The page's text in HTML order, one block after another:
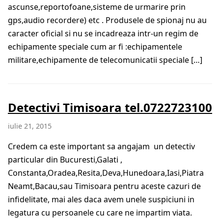
ascunse,reportofoane,sisteme de urmarire prin
gps,audio recordere) etc . Produsele de spionaj nu au
caracter oficial si nu se incadreaza intr-un regim de
echipamente speciale cum ar fi :echipamentele
militare,echipamente de telecomunicatii speciale […]
Detectivi Timisoara tel.0722723100
iulie 21, 2015
Credem ca este important sa angajam un detectiv
particular din Bucuresti,Galati ,
Constanta,Oradea,Resita,Deva,Hunedoara,Iasi,Piatra
Neamt,Bacau,sau Timisoara pentru aceste cazuri de
infidelitate, mai ales daca avem unele suspiciuni in
legatura cu persoanele cu care ne impartim viata.